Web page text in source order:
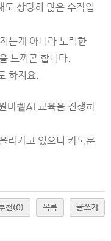
상당히 많은 수작업
는게 아니라 노력한
느끼곤 합니다.
하지요.
마켙AI 교육을 진행하
라가고 있으니 카톡문
천(0) 목록 글쓰기